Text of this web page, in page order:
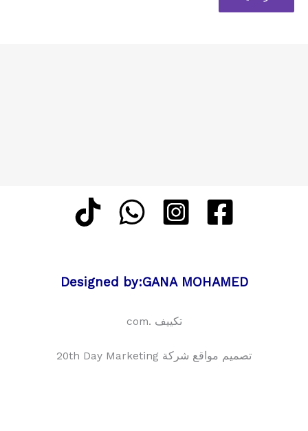
Designed by:GANA MOHAMED
تكييف .com
تصميم مواقع شركة 20th Day Marketing